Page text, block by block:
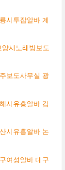
시투잡알바 계
시노래방보도
보도사무실 광
시유흥알바 김
시유흥알바 논
여성알바 대구